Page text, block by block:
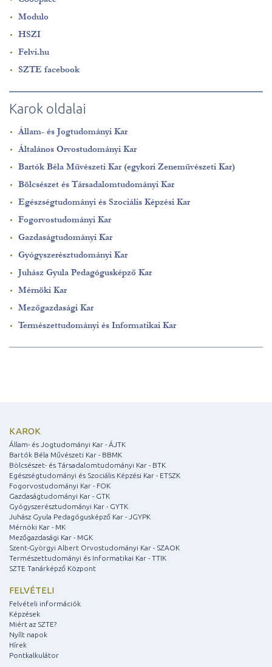
Modulo
HSZI
Felvi.hu
SZTE facebook
Karok oldalai
Állam- és Jogtudományi Kar
Általános Orvostudományi Kar
Bartók Béla Művészeti Kar (egykori Zeneművészeti Kar)
Bölcsészet és Társadalomtudományi Kar
Egészségtudományi és Szociális Képzési Kar
Fogorvostudományi Kar
Gazdaságtudományi Kar
Gyógyszerésztudományi Kar
Juhász Gyula Pedagógusképző Kar
Mérnöki Kar
Mezőgazdasági Kar
Természettudományi és Informatikai Kar
KAROK
Állam- és Jogtudományi Kar - ÁJTK
Bartók Béla Művészeti Kar - BBMK
Bölcsészet- és Társadalomtudományi Kar - BTK
Egészségtudományi és Szociális Képzési Kar - ETSZK
Fogorvostudományi Kar - FOK
Gazdaságtudományi Kar - GTK
Gyógyszerésztudományi Kar - GYTK
Juhász Gyula Pedagógusképző Kar - JGYPK
Mérnöki Kar - MK
Mezőgazdasági Kar - MGK
Szent-Györgyi Albert Orvostudományi Kar - SZAOK
Természettudományi és Informatikai Kar - TTIK
SZTE Tanárképző Központ
FELVÉTELI
Felvételi információk
Képzések
Miért az SZTE?
Nyílt napok
Hírek
Pontkalkulátor